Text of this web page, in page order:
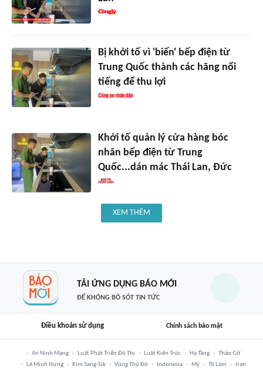
Bị khởi tố vì 'biến' bếp điện từ
Trung Quốc thành các hãng nổi
tiếng để thu lợi
Khởi tố quản lý cửa hàng bóc
nhãn bếp điện từ Trung
Quốc...dán mác Thái Lan, Đức
XEM THÊM
TẢI ỨNG DỤNG BÁO MỚI
ĐỂ KHÔNG BỎ SÓT TIN TỨC
Điều khoản sử dụng Chính sách bảo mật
An Ninh Mạng Luật Phát Triển Đô Thị Luật Kiến Trúc Hạ Tầng
Tháo Gỡ
Lê Minh Hưng
Kim Sang-Sik Vùng Thủ Đô Indonesia Mỹ Tô Lâm Iran